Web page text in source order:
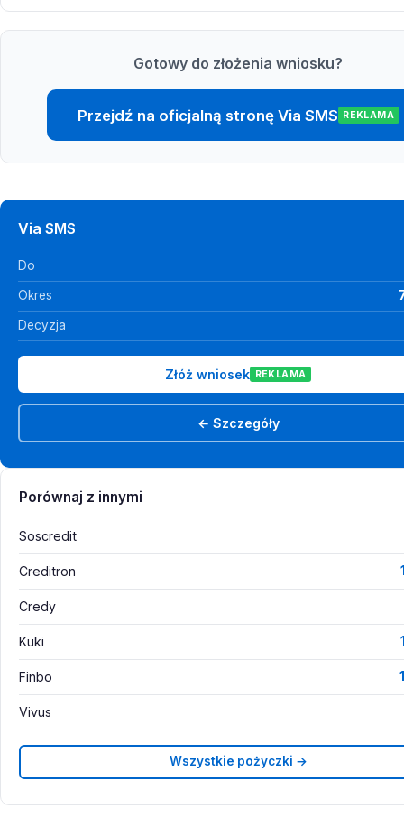
Gotowy do złożenia wniosku?
Przejdź na oficjalną stronę Via SMS REKLAMA
Via SMS
Do
Okres
Decyzja
Złóż wniosek REKLAMA
← Szczegóły
Porównaj z innymi
Soscredit
Creditron
Credy
Kuki
Finbo
Vivus
Wszystkie pożyczki →